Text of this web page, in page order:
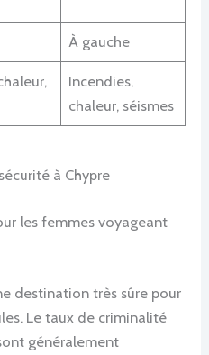
À gauche
Incendies,
chaleur, séismes
à Chypre
les femmes voyageant
destination très sûre pour
Le taux de criminalité
généralement